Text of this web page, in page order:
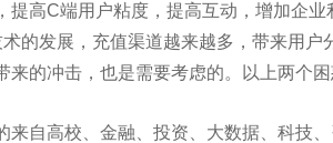
提高C端用户粘度，提高互动，增加企业
的发展，充值渠道越来越多，带来用
来的冲击，也是需要考虑的。以上两个
自高校、金融、投资、大数据、科技、